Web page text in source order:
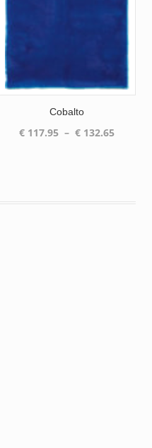
Cobalto
€ 117.95 – € 132.65Plage